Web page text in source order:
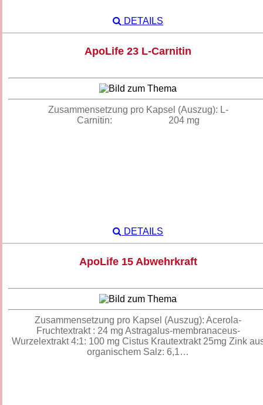
DETAILS
ApoLife 23 L-Carnitin
Zusammensetzung pro Kapsel (Auszug): L-
Carnitin: 204 mg
DETAILS
ApoLife 15 Abwehrkraft
Zusammensetzung pro Kapsel (Auszug): Acerola-
Fruchtextrakt : 24 mg Astragalus-membranaceus-
Wurzelextrakt 4:1: 100 mg Cistus Krautextrakt 25mg Zink
organischem Salz: 6,1…